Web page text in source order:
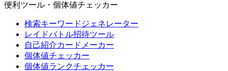
便利ツール・個体値チェッカー
検索キーワードジェネレーター
レイドバトル招待ツール
自己紹介カードメーカー
個体値チェッカー
個体値ランクチェッカー